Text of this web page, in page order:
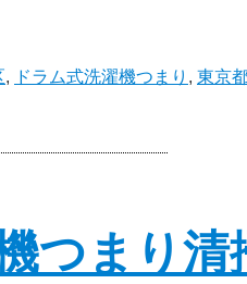
, ドラム式洗濯機つまり , 東京
つまり清